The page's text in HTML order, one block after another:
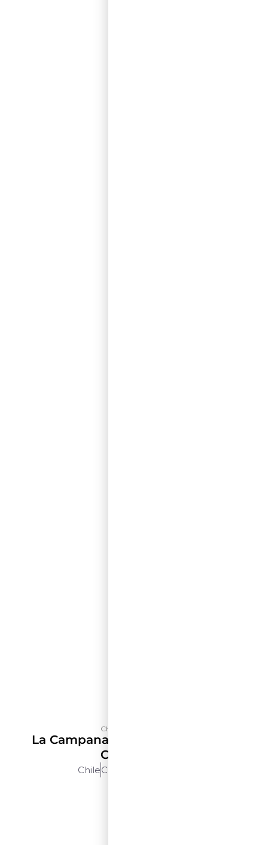
Château Los Boldos
La Campana Selección De Terroir
Carménère
ChileCachapoal